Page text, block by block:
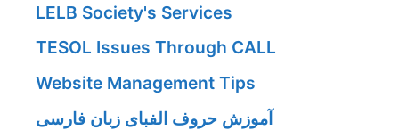
LELB Society's Services
TESOL Issues Through CALL
Website Management Tips
آموزش حروف الفبای زبان فارسی